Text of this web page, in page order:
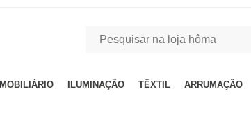
MOBILIÁRIO ILUMINAÇÃO TÊXTIL ARRUMAÇÃO